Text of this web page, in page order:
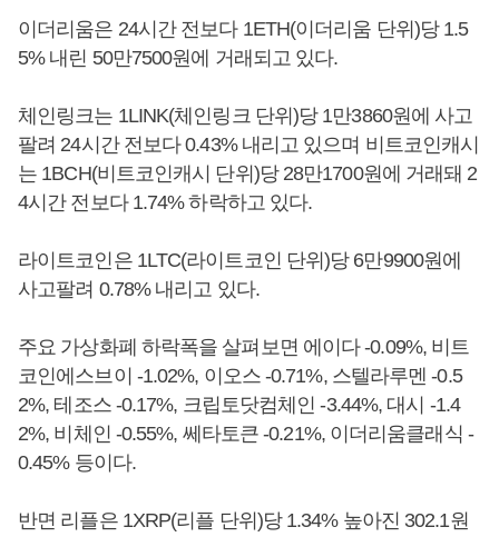
이더리움은 24시간 전보다 1ETH(이더리움 단위)당 1.5
5% 내린 50만7500원에 거래되고 있다.
체인링크는 1LINK(체인링크 단위)당 1만3860원에 사고
팔려 24시간 전보다 0.43% 내리고 있으며 비트코인캐시
는 1BCH(비트코인캐시 단위)당 28만1700원에 거래돼 2
4시간 전보다 1.74% 하락하고 있다.
라이트코인은 1LTC(라이트코인 단위)당 6만9900원에
사고팔려 0.78% 내리고 있다.
주요 가상화폐 하락폭을 살펴보면 에이다 -0.09%, 비트
코인에스브이 -1.02%, 이오스 -0.71%, 스텔라루멘 -0.5
2%, 테조스 -0.17%, 크립토닷컴체인 -3.44%, 대시 -1.4
2%, 비체인 -0.55%, 쎄타토큰 -0.21%, 이더리움클래식 -
0.45% 등이다.
반면 리플은 1XRP(리플 단위)당 1.34% 높아진 302.1원